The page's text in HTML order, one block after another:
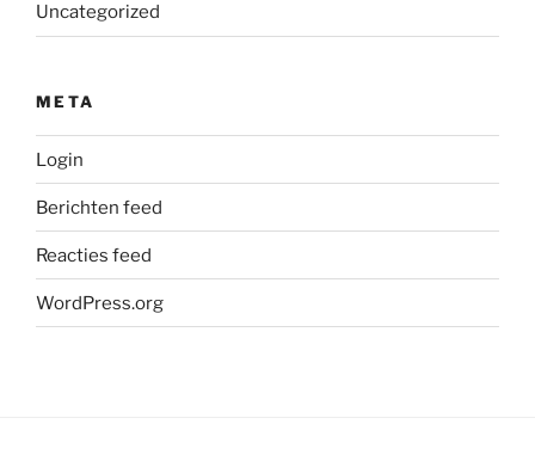
Uncategorized
META
Login
Berichten feed
Reacties feed
WordPress.org